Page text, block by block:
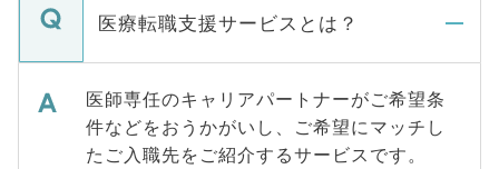
医療転職支援サービスとは？
医師専任のキャリアパートナーがご希望条
件などをおうかがいし、ご希望にマッチし
たご入職先をご紹介するサービスです。